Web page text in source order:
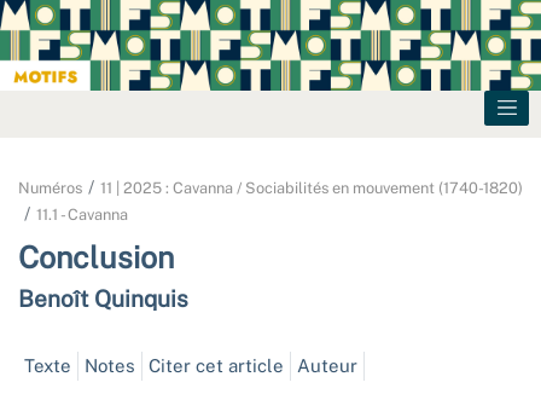
Numéros
11 | 2025 : Cavanna / Sociabilités en mouvement (1740-1820)
11.1 - Cavanna
Conclusion
Benoît Quinquis
Texte Notes Citer cet article Auteur